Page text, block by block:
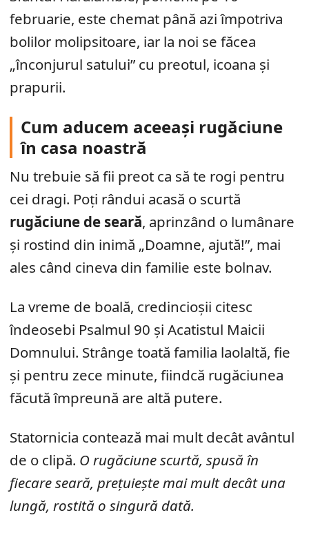
februarie, este chemat până azi împotriva
bolilor molipsitoare, iar la noi se făcea
„înconjurul satului” cu preotul, icoana și
prapurii.
Cum aducem aceeași rugăciune
în casa noastră
Nu trebuie să fii preot ca să te rogi pentru
cei dragi. Poți rândui acasă o scurtă
rugăciune de seară, aprinzând o lumânare
și rostind din inimă „Doamne, ajută!”, mai
ales când cineva din familie este bolnav.
La vreme de boală, credincioșii citesc
îndeosebi Psalmul 90 și Acatistul Maicii
Domnului. Strânge toată familia laolaltă, fie
și pentru zece minute, fiindcă rugăciunea
făcută împreună are altă putere.
Statornicia contează mai mult decât avântul
de o clipă. O rugăciune scurtă, spusă în
fiecare seară, prețuiește mai mult decât una
lungă, rostită o singură dată.